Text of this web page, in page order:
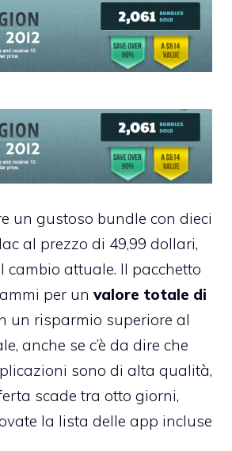
un gustoso bundle con dieci
al prezzo di 49,99 dollari,
cambio attuale. Il pacchetto
per un valore totale di
un risparmio superiore al
anche se c’è da dire che
sono di alta qualità,
scade tra otto giorni,
la lista delle app incluse